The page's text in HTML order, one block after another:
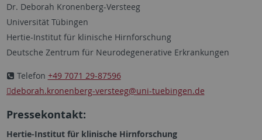
Dr. Deborah Kronenberg-Versteeg
Universität Tübingen
Hertie-Institut für klinische Hirnforschung
Deutsche Zentrum für Neurodegenerative Erkrankungen
Telefon +49 7071 29-87596
deborah.kronenberg-versteeg@uni-tuebingen.de
Pressekontakt:
Hertie-Institut für klinische Hirnforschung